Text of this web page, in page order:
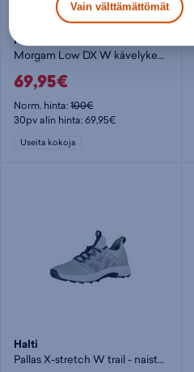
Halti
Morgam Low DX W kävelykenkä - naisten kävelykengät
69,95€
Norm. hinta:100€
30pv alin hinta: 69,95€
Useita kokoja
Halti
Pallas X-stretch W trail - naisten kävelykengät
Vain välttämättömät